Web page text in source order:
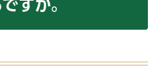
すか。